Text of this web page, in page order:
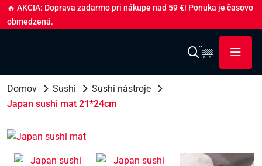
🔥 AKCIA: Doprava zadarmo pri nákupe nad 59 €! Ponuka je časovo
obmedzená.
Domov Sushi
Sushi nástroje
Japan sushi mat 21*24cm